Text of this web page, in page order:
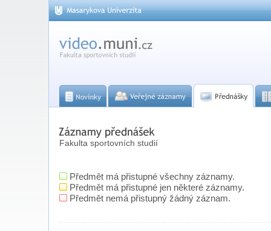
Fakulta sportovních studií
Předmět má přistupné všechny záznamy.
Předmět má přistupné jen některé záznamy.
Předmět nemá přistupný žádný záznam.